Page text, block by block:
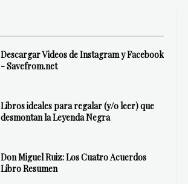
Descargar Videos de Instagram y Facebook
- Savefrom.net
Libros ideales para regalar (y/o leer) que
desmontan la Leyenda Negra
Don Miguel Ruiz: Los Cuatro Acuerdos
Libro Resumen